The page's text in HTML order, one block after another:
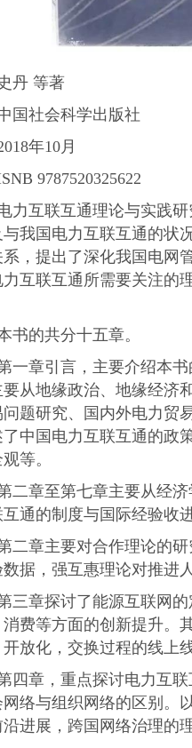
丹 等著
国社会科学出版社
年10月
9787520325622
力互联互通理论与实践
与我国电力互联互通的状
系，提出了深化我国电网
力互联互通所需要关注的
书的共分十五章。
一章引言，主要介绍本
要从地缘政治、地缘经济
问题研究、国内外电力贸
了中国电力互联互通的政
等。
二章至第七章主要从经
通的制度与国际经验收
二章主要对合作理论的
数据，强互惠理论对推进
三章探讨了能源互联网
消费等方面的创新提升。
放化，交换过程的线上
四章，重点探讨电力互
网络与组织网络的区别。
沿进展，跨国网络治理的